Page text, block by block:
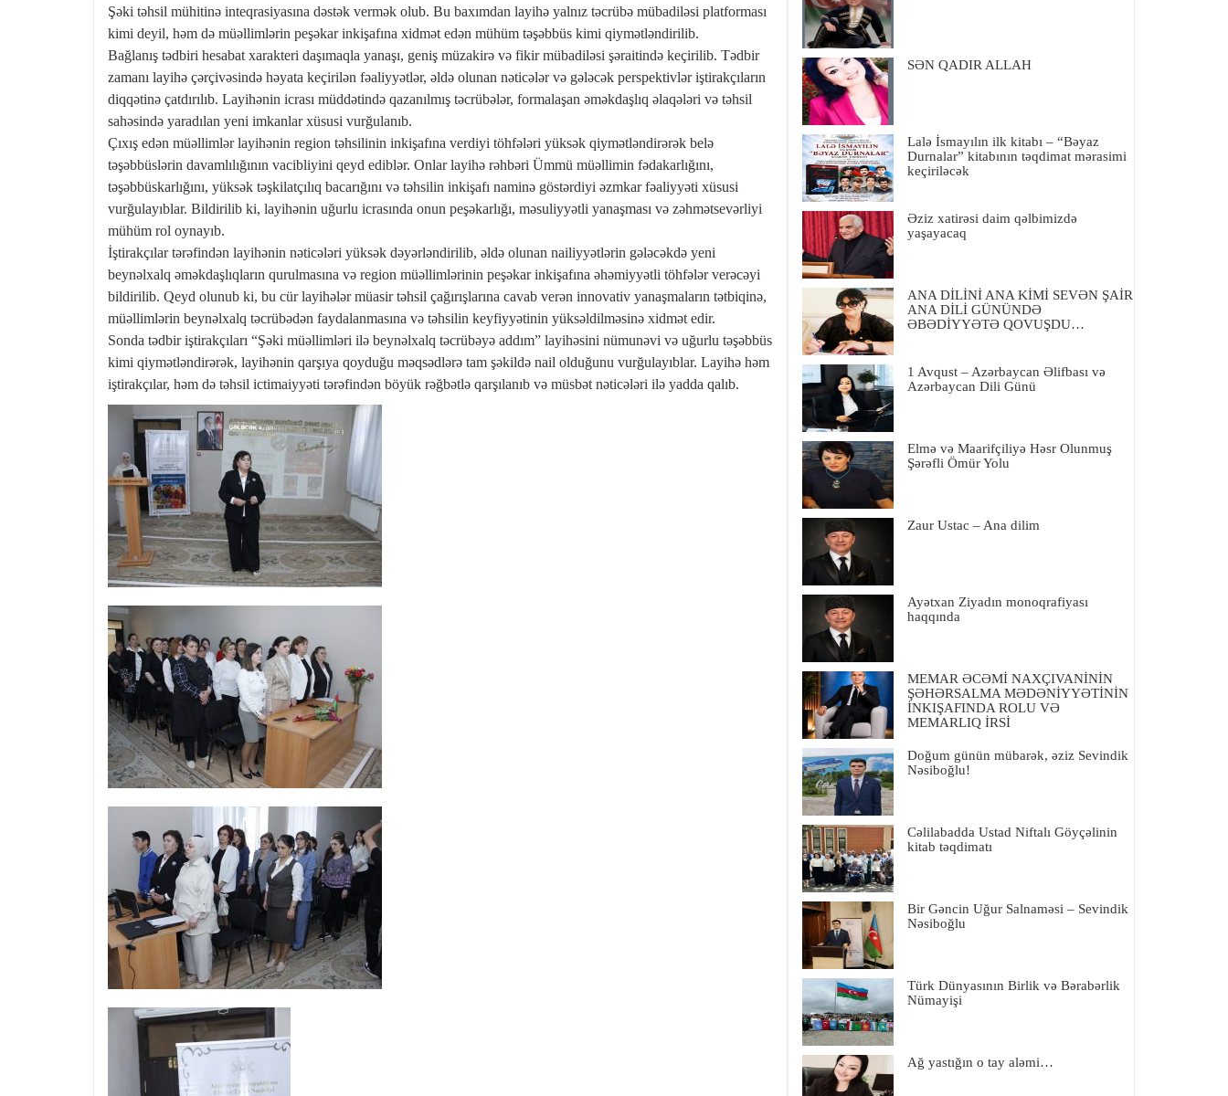
Şəki təhsil mühitinə inteqrasiyasına dəstək vermək olub. Bu baxımdan layihə yalnız təcrübə mübadiləsi platforması
kimi deyil, həm də müəllimlərin peşəkar inkişafına xidmət edən mühüm təşəbbüs kimi qiymətləndirilib.
Bağlanış tədbiri hesabat xarakteri daşımaqla yanaşı, geniş müzakirə və fikir mübadiləsi şəraitində keçirilib. Tədbir
zamanı layihə çərçivəsində həyata keçirilən fəaliyyətlər, əldə olunan nəticələr və gələcək perspektivlər iştirakçıların
diqqətinə çatdırılıb. Layihənin icrası müddətində qazanılmış təcrübələr, formalaşan əməkdaşlıq əlaqələri və təhsil
sahəsində yaradılan yeni imkanlar xüsusi vurğulanıb.
Çıxış edən müəllimlər layihənin region təhsilinin inkişafına verdiyi töhfələri yüksək qiymətləndirərək belə
təşəbbüslərin davamlılığının vacibliyini qeyd ediblər. Onlar layihə rəhbəri Ümmü müəllimin fədakarlığını,
təşəbbüskarlığını, yüksək təşkilatçılıq bacarığını və təhsilin inkişafı naminə göstərdiyi əzmkar fəaliyyəti xüsusi
vurğulayıblar. Bildirilib ki, layihənin uğurlu icrasında onun peşəkarlığı, məsuliyyətli yanaşması və zəhmətsevərliyi
mühüm rol oynayıb.
İştirakçılar tərəfindən layihənin nəticələri yüksək dəyərləndirilib, əldə olunan nailiyyətlərin gələcəkdə yeni
beynəlxalq əməkdaşlıqların qurulmasına və region müəllimlərinin peşəkar inkişafına əhəmiyyətli töhfələr verəcəyi
bildirilib. Qeyd olunub ki, bu cür layihələr müasir təhsil çağırışlarına cavab verən innovativ yanaşmaların tətbiqinə,
müəllimlərin beynəlxalq təcrübədən faydalanmasına və təhsilin keyfiyyətinin yüksəldilməsinə xidmət edir.
Sonda tədbir iştirakçıları “Şəki müəllimləri ilə beynəlxalq təcrübəyə addım” layihəsini nümunəvi və uğurlu təşəbbüs
kimi qiymətləndirərək, layihənin qarşıya qoyduğu məqsədlərə tam şəkildə nail olduğunu vurğulayıblar. Layihə həm
iştirakçılar, həm də təhsil ictimaiyyəti tərəfindən böyük rəğbətlə qarşılanıb və müsbət nəticələri ilə yadda qalıb.
SƏN QADIR ALLAH
Lalə İsmayılın ilk kitabı – “Bəyaz
Durnalar” kitabının təqdimat mərasimi
keçiriləcək
Əziz xatirəsi daim qəlbimizdə
yaşayacaq
ANA DİLİNİ ANA KİMİ SEVƏN ŞAİR
ANA DİLİ GÜNÜNDƏ
ƏBƏDİYYƏTƏ QOVUŞDU…
1 Avqust – Azərbaycan Əlifbası və
Azərbaycan Dili Günü
Elmə və Maarifçiliyə Həsr Olunmuş
Şərəfli Ömür Yolu
Zaur Ustac – Ana dilim
Ayətxan Ziyadın monoqrafiyası
haqqında
MEMAR ƏCƏMİ NAXÇIVANİNİN
ŞƏHƏRSALMA MƏDƏNİYYƏTİNİN
İNKIŞAFINDA ROLU VƏ
MEMARLIQ İRSİ
Doğum günün mübarək, əziz Sevindik
Nəsiboğlu!
Cəlilabadda Ustad Niftalı Göyçəlinin
kitab təqdimatı
Bir Gəncin Uğur Salnaməsi – Sevindik
Nəsiboğlu
Türk Dünyasının Birlik və Bərabərlik
Nümayişi
Ağ yastığın o tay aləmi…